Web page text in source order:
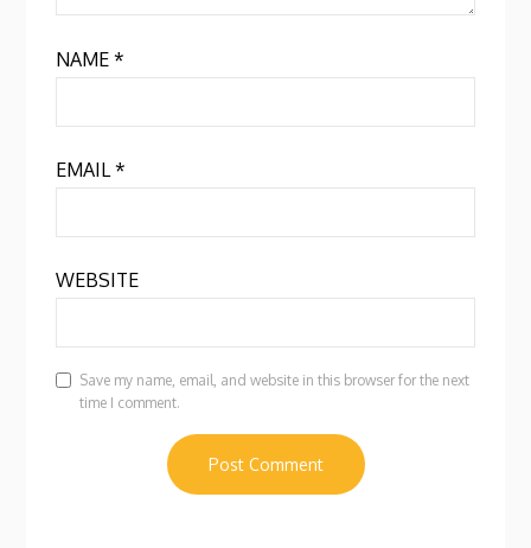
NAME*
EMAIL*
WEBSITE
Save my name, email, and website in this browser for the next
time I comment.